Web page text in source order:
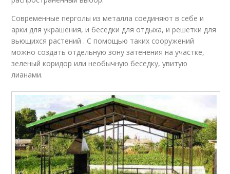
Современные перголы из металла соединяют в себе и
арки для украшения, и беседки для отдыха, и решетки для
вьющихся растений . С помощью таких сооружений
можно создать отдельную зону затенения на участке,
зеленый коридор или необычную беседку, увитую
лианами.